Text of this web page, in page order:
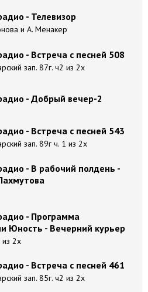
- Телевизор
и А. Менакер
- Встреча с песней 508
зап. 87г. ч2 из 2х
- Добрый вечер-2
- Встреча с песней 543
зап. 89г ч. 1 из 2х
- В рабочий полдень -
- Программа
Юность - Вечерний курьер
из 2х
- Встреча с песней 461
зап. 85г. ч2 из 2х